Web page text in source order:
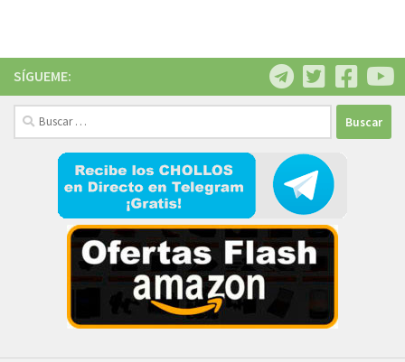
SÍGUEME:
Buscar: